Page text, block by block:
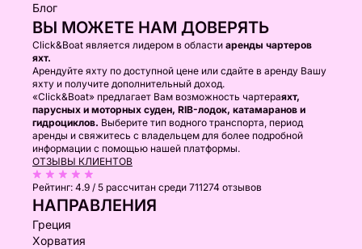
Блог
ВЫ МОЖЕТЕ НАМ ДОВЕРЯТЬ
Click&Boat является лидером в области аренды чартеров
яхт.
Арендуйте яхту по доступной цене или сдайте в аренду Вашу
яхту и получите дополнительный доход.
«Click&Boat» предлагает Вам возможность чартераяхт,
парусных и моторных суден, RIB-лодок, катамаранов и
гидроциклов. Выберите тип водного транспорта, период
аренды и свяжитесь с владельцем для более подробной
информации с помощью нашей платформы.
ОТЗЫВЫ КЛИЕНТОВ
Рейтинг: 4.9 / 5 рассчитан среди 711274 отзывов
НАПРАВЛЕНИЯ
Греция
Хорватия